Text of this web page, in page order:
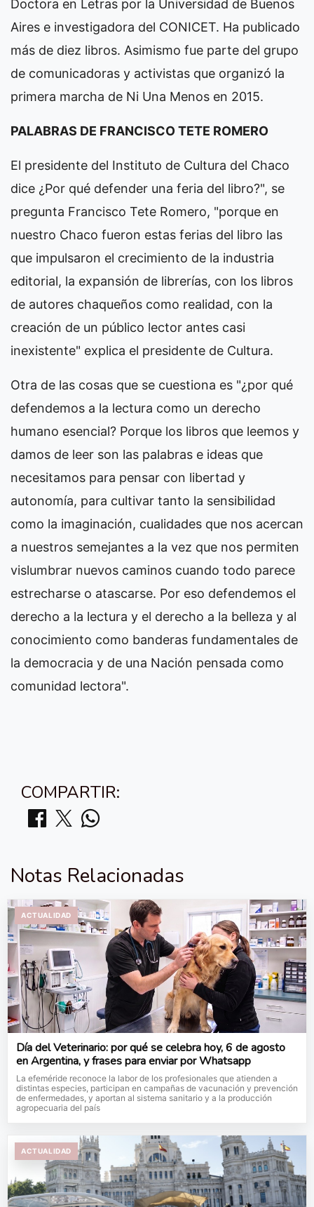
Doctora en Letras por la Universidad de Buenos
Aires e investigadora del CONICET. Ha publicado
más de diez libros. Asimismo fue parte del grupo
de comunicadoras y activistas que organizó la
primera marcha de Ni Una Menos en 2015.
PALABRAS DE FRANCISCO TETE ROMERO
El presidente del Instituto de Cultura del Chaco
dice ¿Por qué defender una feria del libro?", se
pregunta Francisco Tete Romero, "porque en
nuestro Chaco fueron estas ferias del libro las
que impulsaron el crecimiento de la industria
editorial, la expansión de librerías, con los libros
de autores chaqueños como realidad, con la
creación de un público lector antes casi
inexistente" explica el presidente de Cultura.
Otra de las cosas que se cuestiona es "¿por qué
defendemos a la lectura como un derecho
humano esencial? Porque los libros que leemos y
damos de leer son las palabras e ideas que
necesitamos para pensar con libertad y
autonomía, para cultivar tanto la sensibilidad
como la imaginación, cualidades que nos acercan
a nuestros semejantes a la vez que nos permiten
vislumbrar nuevos caminos cuando todo parece
estrecharse o atascarse. Por eso defendemos el
derecho a la lectura y el derecho a la belleza y al
conocimiento como banderas fundamentales de
la democracia y de una Nación pensada como
comunidad lectora".
COMPARTIR:
Notas Relacionadas
ACTUALIDAD
Día del Veterinario: por qué se celebra hoy, 6 de agosto
en Argentina, y frases para enviar por Whatsapp
La efeméride reconoce la labor de los profesionales que atienden a
distintas especies, participan en campañas de vacunación y prevención
de enfermedades, y aportan al sistema sanitario y a la producción
agropecuaria del país
ACTUALIDAD